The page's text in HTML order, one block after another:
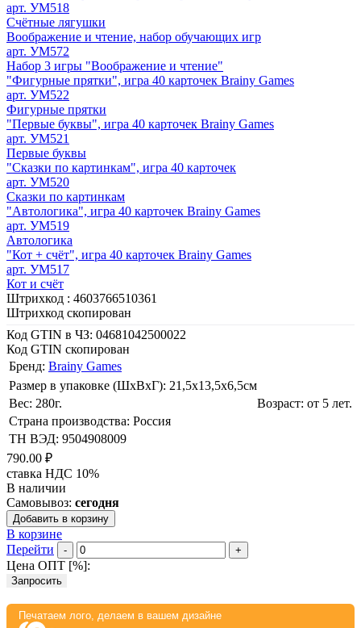
арт. УМ518
Счётные лягушки
Воображение и чтение, набор обучающих игр
арт. УМ572
Набор 3 игры "Воображение и чтение"
"Фигурные прятки", игра 40 карточек Brainy Games
арт. УМ522
Фигурные прятки
"Первые буквы", игра 40 карточек Brainy Games
арт. УМ521
Первые буквы
"Сказки по картинкам", игра 40 карточек
арт. УМ520
Сказки по картинкам
"Автологика", игра 40 карточек Brainy Games
арт. УМ519
Автологика
"Кот + счёт", игра 40 карточек Brainy Games
арт. УМ517
Кот и счёт
Штрихкод : 4603766510361
Штрихкод скопирован
Код GTIN в ЧЗ: 04681042500022
Код GTIN скопирован
Бренд: Brainy Games
Размер в упаковке (ШхВxГ): 21,5х13,5х6,5cм
Вес: 280г.
Возраст: от 5 лет.
Страна производства: Россия
ТН ВЭД: 9504908009
790.00 ₽
ставка НДС 10%
В наличии
Самовывоз: сегодня
Добавить в корзину
В корзине
Перейти
- +
Цена ОПТ [%]:
Запросить
Печатаем лого, делаем в вашем дизайне